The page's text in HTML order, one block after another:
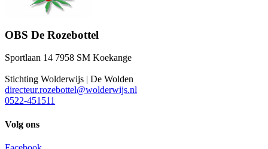
OBS De Rozebottel
Sportlaan 14 7958 SM Koekange
Stichting Wolderwijs | De Wolden
directeur.rozebottel@wolderwijs.nl
0522-451511
Volg ons